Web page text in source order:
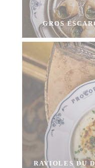
GROS
RAVIOLES DU